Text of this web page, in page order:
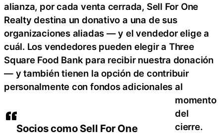
Socios como Sell For One
alianza, por cada venta cerrada, Sell For One
Realty destina un donativo a una de sus
organizaciones aliadas — y el vendedor elige a
cuál. Los vendedores pueden elegir a Three
Square Food Bank para recibir nuestra donación
— y también tienen la opción de contribuir
personalmente con fondos adicionales al
momento
del
cierre.